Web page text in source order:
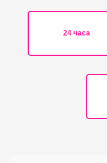
24 часа